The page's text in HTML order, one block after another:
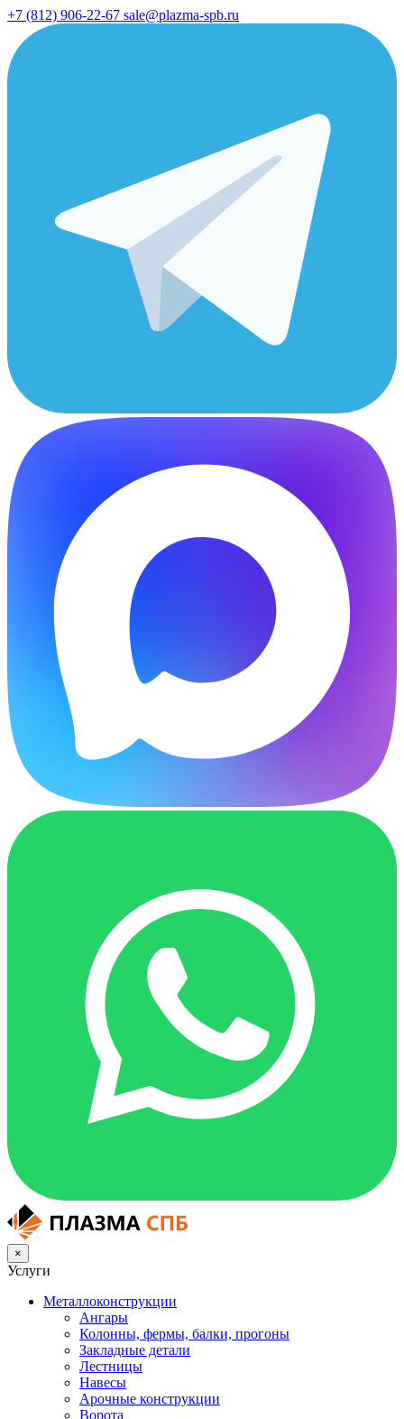
+7 (812) 906-22-67 sale@plazma-spb.ru
×
Услуги
Металлоконструкции
Ангары
Колонны, фермы, балки, прогоны
Закладные детали
Лестницы
Навесы
Арочные конструкции
Ворота